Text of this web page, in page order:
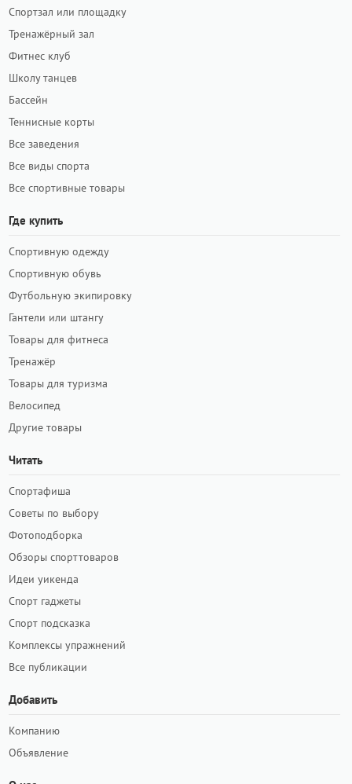
Спортзал или площадку
Тренажёрный зал
Фитнес клуб
Школу танцев
Бассейн
Теннисные корты
Все заведения
Все виды спорта
Все спортивные товары
Где купить
Спортивную одежду
Спортивную обувь
Футбольную экипировку
Гантели или штангу
Товары для фитнеса
Тренажёр
Товары для туризма
Велосипед
Другие товары
Читать
Спортафиша
Советы по выбору
Фотоподборка
Обзоры спорттоваров
Идеи уикенда
Спорт гаджеты
Спорт подсказка
Комплексы упражнений
Все публикации
Добавить
Компанию
Объявление